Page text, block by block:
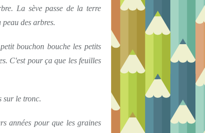
La sève passe de la terre
des arbres.
bouchon bouche les petits
C'est pour ça que les feuilles
sur le tronc.
années pour que les graines